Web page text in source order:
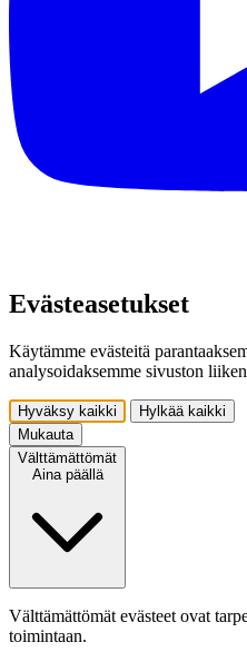
Evästeasetukset
Käytämme evästeitä
analysoidaksemme sivuston
Hyväksy kaikki
Hylkää kaikki
Mukauta
Välttämättömät
Aina päällä
Välttämättömät evästeet ovat
toimintaan.